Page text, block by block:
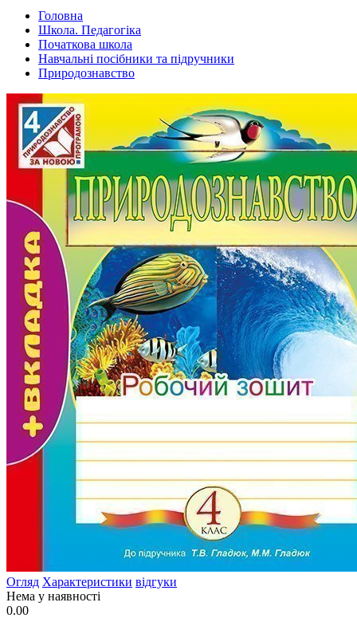
Головна
Школа. Педагогіка
Початкова школа
Навчальні посібники та підручники
Природознавство
Огляд Характеристики відгуки
Нема у наявності
0.00